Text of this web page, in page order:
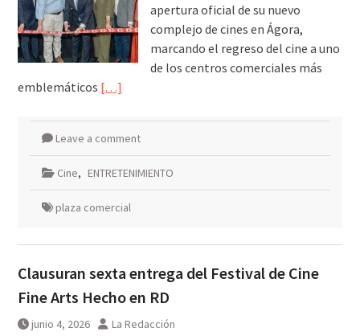
apertura oficial de su nuevo
complejo de cines en Ágora,
marcando el regreso del cine a uno
de los centros comerciales más
emblemáticos […]
Leave a comment
Cine, ENTRETENIMIENTO
plaza comercial
Clausuran sexta entrega del Festival de Cine
Fine Arts Hecho en RD
junio 4, 2026 La Redacción